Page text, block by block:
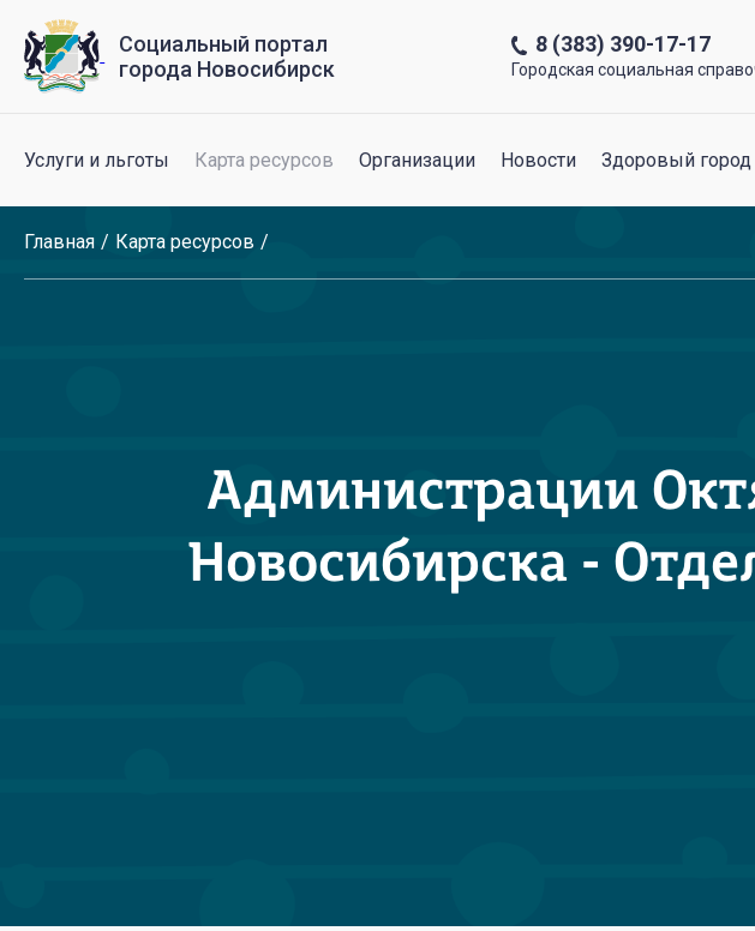
Социальный портал
города Новосибирск
8 (383) 390-17-17
Городская социальная
Услуги и льготы Карта ресурсов Организации Новости Здоровый город
Главная Карта ресурсов
Администрации
Новосибирска -